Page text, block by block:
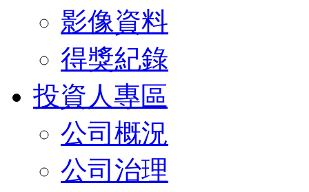
影像資料
得獎紀錄
投資人專區
公司概況
公司治理